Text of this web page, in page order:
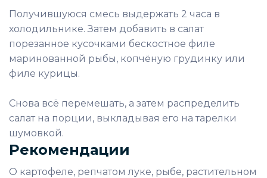
Получившуюся смесь выдержать 2 часа в
холодильнике. Затем добавить в салат
порезанное кусочками бескостное филе
маринованной рыбы, копчёную грудинку или
филе курицы.
Снова всё перемешать, а затем распределить
салат на порции, выкладывая его на тарелки
шумовкой.
Рекомендации
О картофеле, репчатом луке, рыбе, растительном